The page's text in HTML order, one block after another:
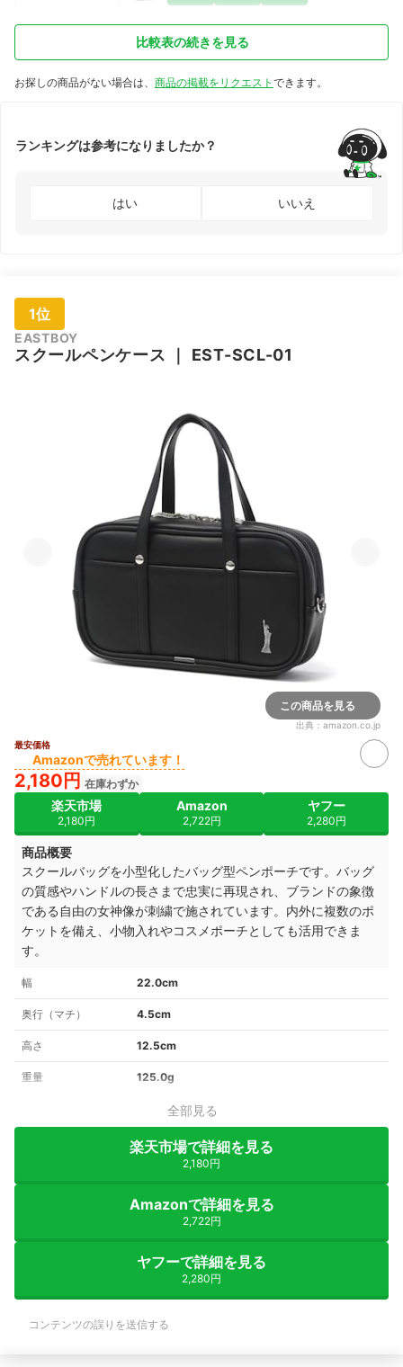
比較表の続きを見る
お探しの商品がない場合は、 商品の掲載をリクエスト できます。
ランキングは参考になりましたか？
はい いいえ
1位
EASTBOY
スクールペンケース EST-SCL-01
この商品を見る
出典： amazon.co.jp
最安価格
Amazonで売れています！
2,180円 在庫わずか
楽天市場
2,180円
Amazon
2,722円
ヤフー
2,280円
商品概要
スクールバッグを小型化したバッグ型ペンポーチです。バッグ
の質感やハンドルの長さまで忠実に再現され、ブランドの象徴
である自由の女神像が刺繍で施されています。内外に複数のポ
ケットを備え、小物入れやコスメポーチとしても活用できま
す。
幅 22.0cm
奥行（マチ） 4.5cm
高さ 12.5cm
重量 125.0g
全部見る
楽天市場で詳細を見る
2,180円
Amazonで詳細を見る
2,722円
ヤフーで詳細を見る
2,280円
コンテンツの誤りを送信する